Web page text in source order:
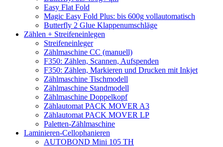
Easy Flat Fold
Magic Easy Fold Plus: bis 600g vollautomatisch
Butterfly 2 Glue Klappenumschläge
Zählen + Streifeneinlegen
Streifeneinleger
Zählmaschine CC (manuell)
F350: Zählen, Scannen, Aufspenden
F350: Zählen, Markieren und Drucken mit Inkjet
Zählmaschine Tischmodell
Zählmaschine Standmodell
Zählmaschine Doppelkopf
Zählautomat PACK MOVER A3
Zählautomat PACK MOVER LP
Paletten-Zählmaschine
Laminieren-Cellophanieren
AUTOBOND Mini 105 TH